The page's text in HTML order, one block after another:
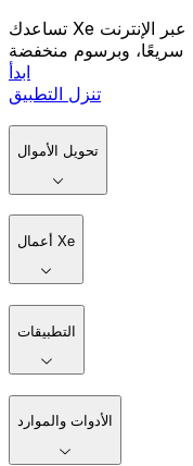
تساعدك Xe على إرسال تحويلات مالية إلى الخارج عبر الإنترنت
سريعًا، وبرسوم منخفضة
ابدأ
تنزل التطبيق
تحويل الأموال
أعمال Xe
التطبيقات
الأدوات والموارد